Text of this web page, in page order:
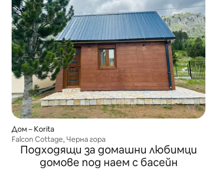
Дом – Korita
Falcon Cottage, Черна гора
Подходящи за домашни любимци
домове под наем с басейн